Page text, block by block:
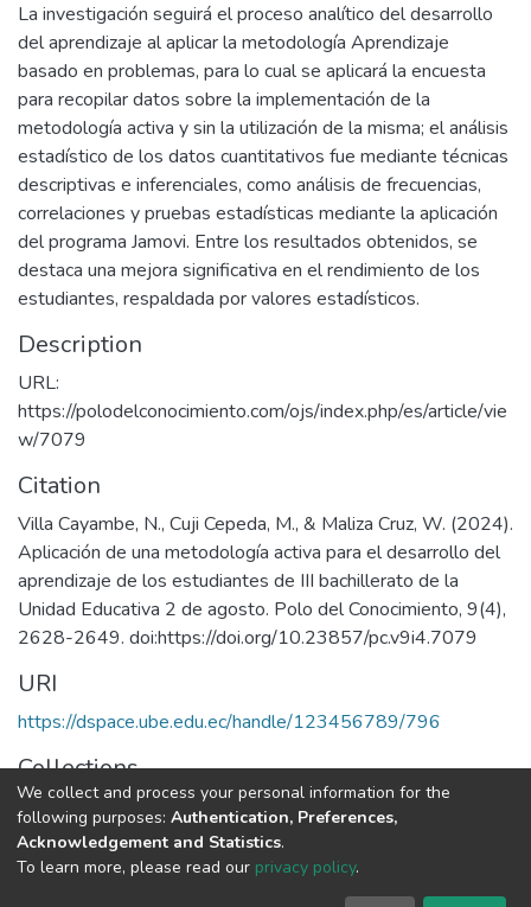
La investigación seguirá el proceso analítico del desarrollo
del aprendizaje al aplicar la metodología Aprendizaje
basado en problemas, para lo cual se aplicará la encuesta
para recopilar datos sobre la implementación de la
metodología activa y sin la utilización de la misma; el análisis
estadístico de los datos cuantitativos fue mediante técnicas
descriptivas e inferenciales, como análisis de frecuencias,
correlaciones y pruebas estadísticas mediante la aplicación
del programa Jamovi. Entre los resultados obtenidos, se
destaca una mejora significativa en el rendimiento de los
estudiantes, respaldada por valores estadísticos.
Description
URL:
https://polodelconocimiento.com/ojs/index.php/es/article/vie
w/7079
Citation
Villa Cayambe, N., Cuji Cepeda, M., & Maliza Cruz, W. (2024).
Aplicación de una metodología activa para el desarrollo del
aprendizaje de los estudiantes de III bachillerato de la
Unidad Educativa 2 de agosto. Polo del Conocimiento, 9(4),
2628-2649. doi:https://doi.org/10.23857/pc.v9i4.7079
URI
https://dspace.ube.edu.ec/handle/123456789/796
Collections
Artículos Científicos
Full item page
We collect and process your personal information for the
following purposes: Authentication, Preferences,
Acknowledgement and Statistics.
To learn more, please read our privacy policy.